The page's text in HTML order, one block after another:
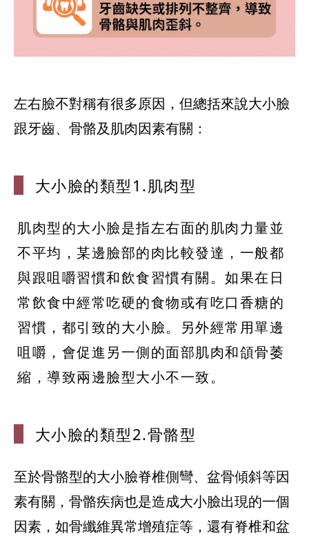
左右臉不對稱有很多原因，但總括來說大小臉
跟牙齒、骨骼及肌肉因素有關：
大小臉的類型 1.肌肉型
肌肉型的大小臉是指左右面的肌肉力量並
不平均，某邊臉部的肉比較發達，一般都
與跟咀嚼習慣和飲食習慣有關。如果在日
常飲食中經常吃硬的食物或有吃口香糖的
習慣，都引致的大小臉。另外經常用單邊
咀嚼，會促進另一側的面部肌肉和頜骨萎
縮，導致兩邊臉型大小不一致。
大小臉的類型2.骨骼型
至於骨骼型的大小臉脊椎側彎、盆骨傾斜等因
素有關，骨骼疾病也是造成大小臉出現的一個
因素，如骨纖維異常增殖症等，還有脊椎和盆